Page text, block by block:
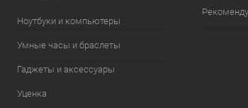
Ноутбуки и компьютеры
Умные часы и браслеты
Гаджеты и аксессуары
Уценка